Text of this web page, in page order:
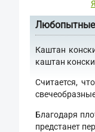
Любопытные
Каштан
каштан
Считается,
Благодаря
предстанет